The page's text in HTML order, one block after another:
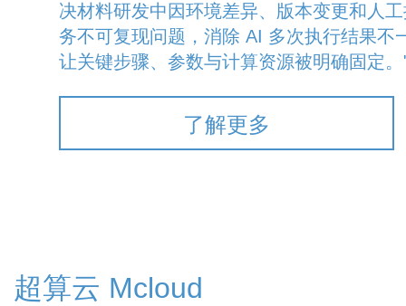
决材料研发中因环境差异、版本变更和人
务不可复现问题，消除 AI 多次执行结果不
让关键步骤、参数与计算资源被明确固定
了解更多
超算云 Mcloud